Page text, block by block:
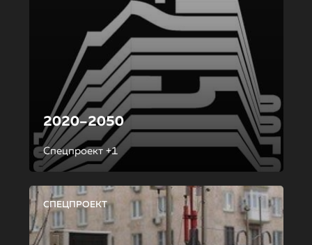
2020–2050
Спецпроект +1
СПЕЦПРОЕКТ